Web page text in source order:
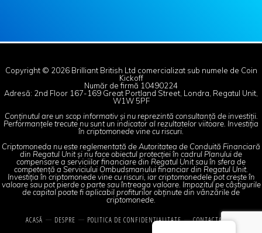
Copyright © 2026 Brilliant British Ltd comercializat sub numele de Coin
Kickoff
Număr de firmă 10490224
Adresă: 2nd Floor 167-169 Great Portland Street, Londra, Regatul Unit,
W1W 5PF
Conținutul are un scop informativ și nu reprezintă consultanță de investiții.
Performanțele trecute nu sunt un indicator al rezultatelor viitoare. Investiția
în criptomonede vine cu riscuri.
Criptomoneda nu este reglementată de Autoritatea de Conduită Financiară
din Regatul Unit și nu face obiectul protecției în cadrul Planului de
compensare a serviciilor financiare din Regatul Unit sau în sfera de
competență a Serviciului Ombudsmanului financiar din Regatul Unit.
Investiția în criptomonede vine cu riscuri, iar criptomonedele pot crește în
valoare sau pot pierde o parte sau întreaga valoare. Impozitul pe câștigurile
de capital poate fi aplicabil profiturilor obținute din vânzările de
criptomonede.
ACASĂ DESPRE POLITICA DE CONFIDENȚIALITATE CONTACTAȚI-NE